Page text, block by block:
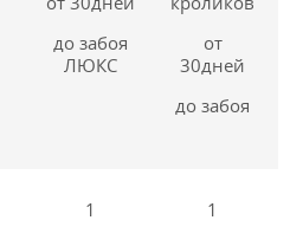
до забоя
ЛЮКС
от
30дней
до забоя
1 1